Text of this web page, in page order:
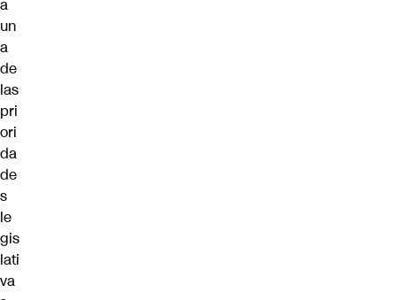
a
un
a
de
las
pri
ori
da
de
s
le
gis
lati
va